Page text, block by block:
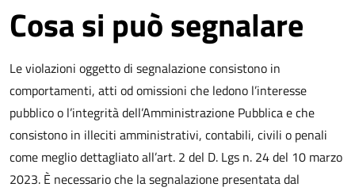
Cosa si può segnalare
Le violazioni oggetto di segnalazione consistono in
comportamenti, atti od omissioni che ledono l’interesse
pubblico o l’integrità dell’Amministrazione Pubblica e che
consistono in illeciti amministrativi, contabili, civili o penali
come meglio dettagliato all’art. 2 del D. Lgs n. 24 del 10 marzo
2023. È necessario che la segnalazione presentata dal